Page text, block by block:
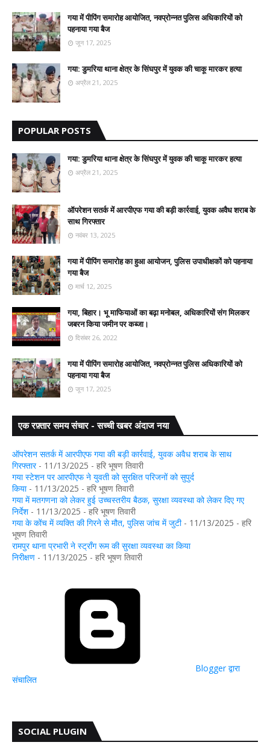
गया में पीपिंग समारोह आयोजित, नवप्रोन्नत पुलिस अधिकारियों को
पहनाया गया बैज
जून 17, 2025
गया: डुमरिया थाना क्षेत्र के सिंघपुर में युवक की चाकू मारकर हत्या
अप्रैल 21, 2025
POPULAR POSTS
गया: डुमरिया थाना क्षेत्र के सिंघपुर में युवक की चाकू मारकर हत्या
अप्रैल 21, 2025
ऑपरेशन सतर्क में आरपीएफ गया की बड़ी कार्रवाई, युवक अवैध शराब के
साथ गिरफ्तार
नवंबर 13, 2025
गया में पीपिंग समारोह का हुआ आयोजन, पुलिस उपाधीक्षकों को पहनाया
गया बैज
मार्च 12, 2025
गया, बिहार। भू माफियाओं का बढ़ा मनोबल, अधिकारियों संग मिलकर
जबरन किया जमीन पर कब्जा।
दिसंबर 26, 2022
गया में पीपिंग समारोह आयोजित, नवप्रोन्नत पुलिस अधिकारियों को
पहनाया गया बैज
जून 17, 2025
एक रफ़्तार समय संचार - सच्ची खबर अंदाज नया
ऑपरेशन सतर्क में आरपीएफ गया की बड़ी कार्रवाई, युवक अवैध शराब के साथ
गिरफ्तार- 11/13/2025 - हरि भूषण तिवारी
गया स्टेशन पर आरपीएफ ने युवती को सुरक्षित परिजनों को सुपुर्द
किया- 11/13/2025 - हरि भूषण तिवारी
गया में मतगणना को लेकर हुई उच्चस्तरीय बैठक, सुरक्षा व्यवस्था को लेकर दिए गए
निर्देश- 11/13/2025 - हरि भूषण तिवारी
गया के कोंच में व्यक्ति की गिरने से मौत, पुलिस जांच में जुटी- 11/13/2025 - हरि
भूषण तिवारी
रामपुर थाना प्रभारी ने स्ट्रॉंग रूम की सुरक्षा व्यवस्था का किया
निरीक्षण - 11/13/2025 - हरि भूषण तिवारी
Blogger द्वारा
संचालित
SOCIAL PLUGIN